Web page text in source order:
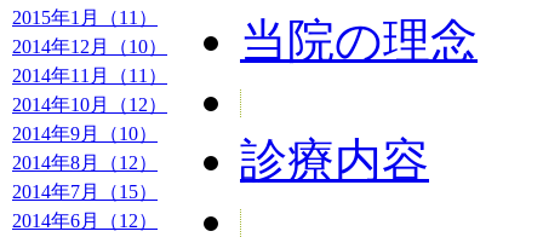
2015年1月（11）
2014年12月（10）
2014年11月（11）
2014年10月（12）
2014年9月（10）
2014年8月（12）
2014年7月（15）
2014年6月（12）
当院の理念
診療内容